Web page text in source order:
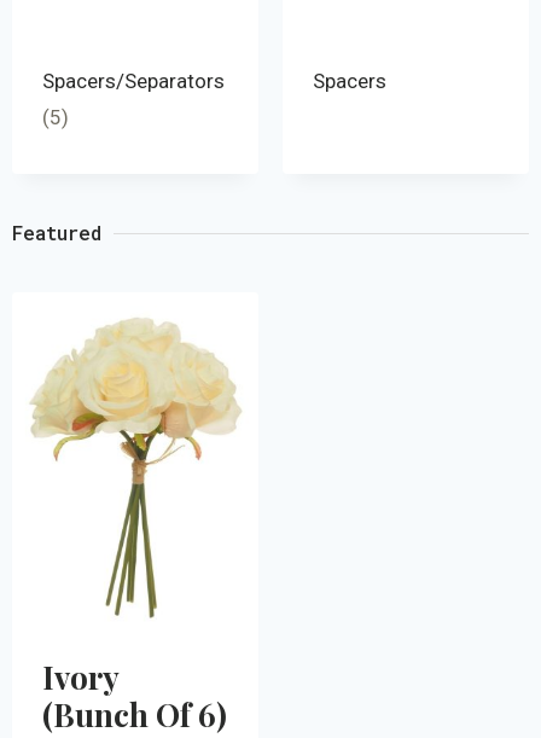
Spacers/Separators
(5)
Spacers
Featured
Ivory
(Bunch Of 6)